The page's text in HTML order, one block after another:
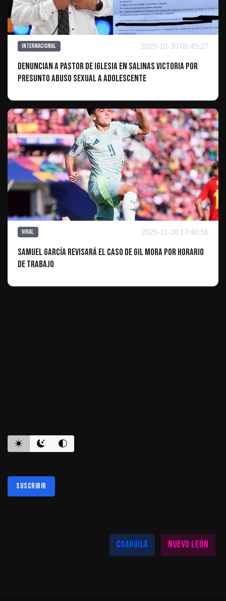
Internacional 2025-10-30 05:45:27
Denuncian a Pastor de Iglesia en Salinas Victoria por
Presunto Abuso Sexual a Adolescente
Viral 2025-11-28 17:48:56
Samuel García Revisará el Caso de Gil Mora por Horario
de Trabajo
Suscribir
Coahuila
Nuevo León